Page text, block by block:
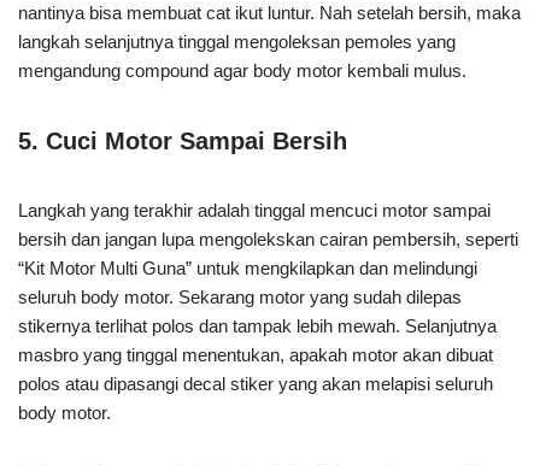
nantinya bisa membuat cat ikut luntur. Nah setelah bersih, maka
langkah selanjutnya tinggal mengoleksan pemoles yang
mengandung compound agar body motor kembali mulus.
5. Cuci Motor Sampai Bersih
Langkah yang terakhir adalah tinggal mencuci motor sampai
bersih dan jangan lupa mengolekskan cairan pembersih, seperti
“Kit Motor Multi Guna” untuk mengkilapkan dan melindungi
seluruh body motor. Sekarang motor yang sudah dilepas
stikernya terlihat polos dan tampak lebih mewah. Selanjutnya
masbro yang tinggal menentukan, apakah motor akan dibuat
polos atau dipasangi decal stiker yang akan melapisi seluruh
body motor.